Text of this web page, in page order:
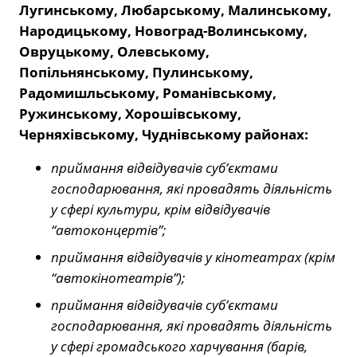
Лугинському, Любарському, Малинському,
Народицькому, Новоград-Волинському,
Овруцькому, Олевському,
Попільнянському, Пулинському,
Радомишльському, Романівському,
Ружинському, Хорошівському,
Черняхівському, Чуднівському районах:
приймання відвідувачів суб’єктами
господарювання, які провадять діяльність
у сфері культури, крім відвідувачів
“автоконцертів”;
приймання відвідувачів у кінотеатрах (крім
“автокінотеатрів”);
приймання відвідувачів суб’єктами
господарювання, які провадять діяльність
у сфері громадського харчування (барів,